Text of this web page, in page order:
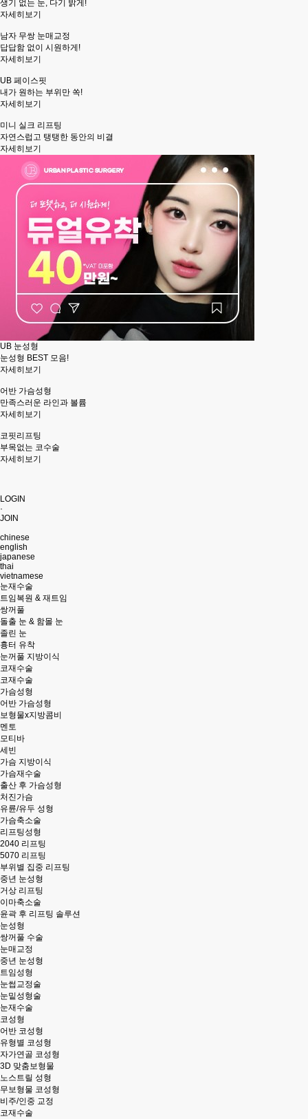
생기 없는 눈, 다기 밝게!
자세히보기
남자 무쌍 눈매교정
답답함 없이 시원하게!
자세히보기
UB 페이스핏
내가 원하는 부위만 쏙!
자세히보기
미니 실크 리프팅
자연스럽고 탱탱한 동안의 비결
자세히보기
UB 눈성형
눈성형 BEST 모음!
자세히보기
어반 가슴성형
만족스러운 라인과 볼륨
자세히보기
코핏리프팅
부목없는 코수술
자세히보기
LOGIN
·
JOIN
chinese
english
japanese
thai
vietnamese
눈재수술
트임복원 & 재트임
쌍꺼풀
돌출 눈 & 함몰 눈
졸린 눈
흉터 유착
눈꺼풀 지방이식
코재수술
코재수술
가슴성형
어반 가슴성형
보형물x지방콤비
멘토
모티바
세빈
가슴 지방이식
가슴재수술
출산 후 가슴성형
처진가슴
유륜/유두 성형
가슴축소술
리프팅성형
2040 리프팅
5070 리프팅
부위별 집중 리프팅
중년 눈성형
거상 리프팅
이마축소술
윤곽 후 리프팅 솔루션
눈성형
쌍꺼풀 수술
눈매교정
중년 눈성형
트임성형
눈썹교정술
눈밑성형술
눈재수술
코성형
어반 코성형
유형별 코성형
자가연골 코성형
3D 맞춤보형물
노스트릴 성형
무보형물 코성형
비주/인중 교정
코재수술